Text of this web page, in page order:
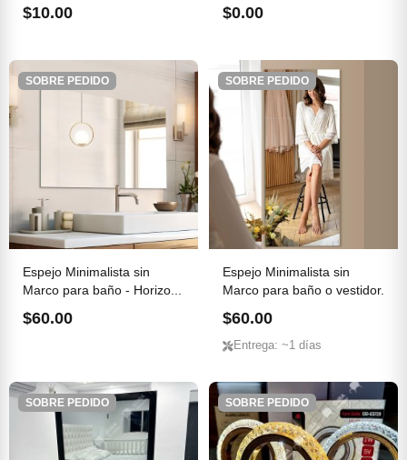
$10.00 $0.00
SOBRE PEDIDO
Espejo Minimalista sin
Marco para baño - Horizo...
$60.00
SOBRE PEDIDO
Espejo Minimalista sin
Marco para baño o vestidor.
$60.00
Entrega: ~1 días
SOBRE PEDIDO SOBRE PEDIDO